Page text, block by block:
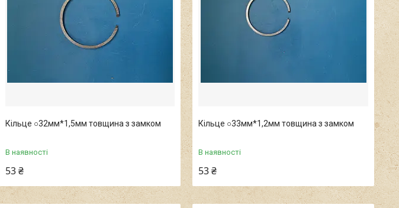
Кільце ○32мм*1,5мм товщина з замком
В наявності
53 ₴
Кільце ○33мм*1,2мм товщина з замком
В наявності
53 ₴